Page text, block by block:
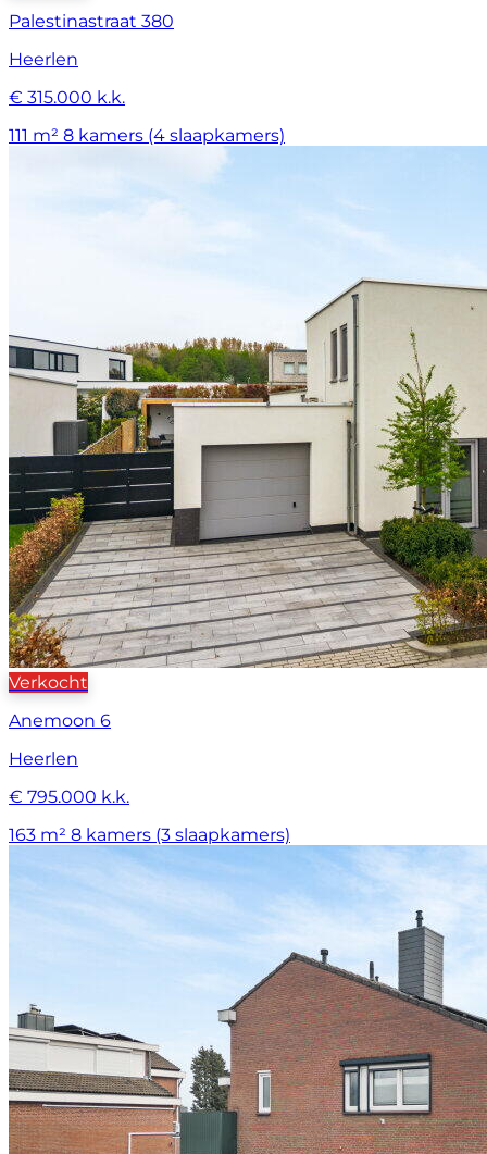
Palestinastraat 380
Heerlen
€ 315.000 k.k.
111 m² 8 kamers (4 slaapkamers)
Verkocht
Anemoon 6
Heerlen
€ 795.000 k.k.
163 m² 8 kamers (3 slaapkamers)